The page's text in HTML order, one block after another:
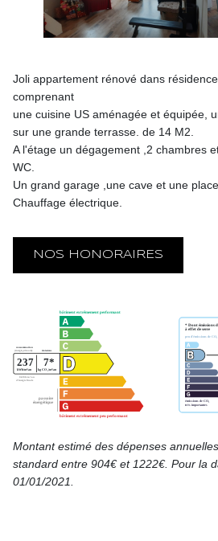
Joli appartement rénové dans
comprenant
une cuisine US aménagée et équipée,
sur une grande terrasse. de 14 M2.
A l'étage un dégagement ,2 chambres
WC.
Un grand garage ,une cave et une
Chauffage électrique.
NOS HONORAIRES
Montant estimé des dépenses
standard entre 904€ et 1222€. Pour la
01/01/2021.